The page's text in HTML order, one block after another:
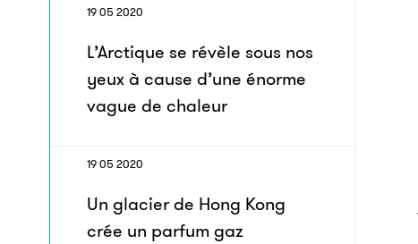
19 05 2020
L’Arctique se révèle sous nos
yeux à cause d’une énorme
vague de chaleur
19 05 2020
Un glacier de Hong Kong
crée un parfum gaz